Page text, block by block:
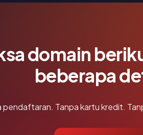
domain
beberapa
pendaftaran. Tanpa kartu kredit.